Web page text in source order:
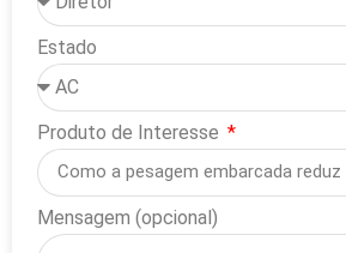
Estado
Produto de Interesse
Mensagem (opcional)